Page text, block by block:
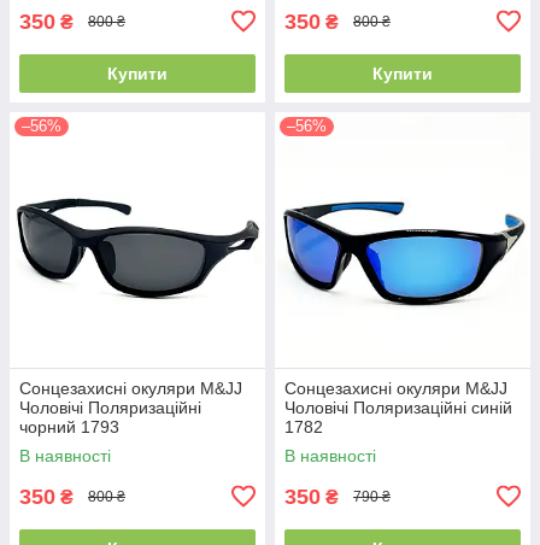
350 ₴ 800 ₴
Купити
350 ₴ 800 ₴
Купити
–56%
Сонцезахисні окуляри M&JJ
Чоловічі Поляризаційні
чорний 1793
В наявності
350 ₴ 800 ₴
–56%
Сонцезахисні окуляри M&JJ
Чоловічі Поляризаційні синій
1782
В наявності
350 ₴ 790 ₴